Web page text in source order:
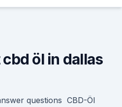
öl in dallas
questions CBD-Öl